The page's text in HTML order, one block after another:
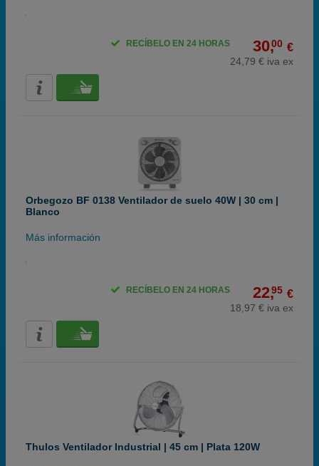
30,00 €
24,79 € iva ex
RECÍBELO EN 24 HORAS
Orbegozo BF 0138 Ventilador de suelo 40W | 30 cm |
Blanco
Más información
22,95 €
18,97 € iva ex
RECÍBELO EN 24 HORAS
Thulos Ventilador Industrial | 45 cm | Plata 120W